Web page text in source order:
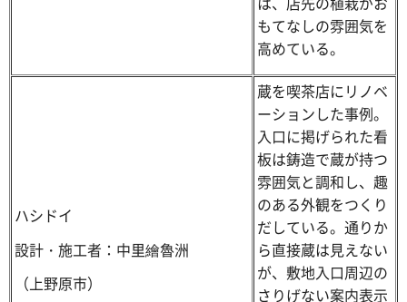
もてなしの雰囲気を
高めている。
ハシドイ
設計・施工者：中里繪魯洲
（上野原市）
蔵を喫茶店にリノベ
ーションした事例。
入口に掲げられた看
板は鋳造で蔵が持つ
雰囲気と調和し、趣
のある外観をつくり
だしている。通りか
ら直接蔵は見えない
が、敷地入口周辺の
さりげない案内表示